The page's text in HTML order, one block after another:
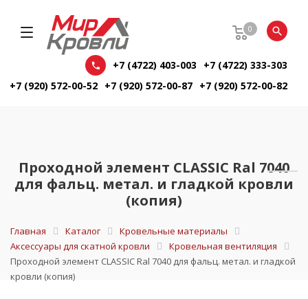
0
+7 (4722) 403-003
+7 (4722) 333-303
+7 (920) 572-00-52 +7 (920) 572-00-87 +7 (920) 572-00-82
Проходной элемент CLASSIC Ral 7040
для фальц. метал. и гладкой кровли
(копия)
Главная Каталог
Кровельные материалы
Аксессуары для скатной кровли
Кровельная вентиляция
Проходной элемент CLASSIC Ral 7040 для фальц. метал. и гладкой
кровли (копия)